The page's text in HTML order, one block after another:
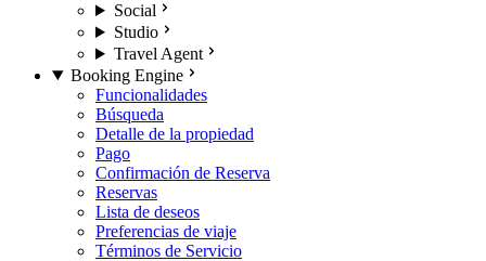
Social
Studio
Travel Agent
Booking Engine
Funcionalidades
Búsqueda
Detalle de la propiedad
Pago
Confirmación de Reserva
Reservas
Lista de deseos
Preferencias de viaje
Términos de Servicio